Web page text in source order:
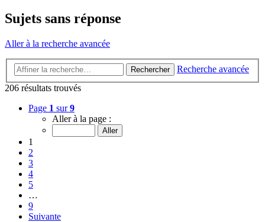
Sujets sans réponse
Aller à la recherche avancée
Rechercher
Recherche avancée
206 résultats trouvés
Page 1 sur9
Aller à la page :
1
2
3
4
5
…
9
Suivante